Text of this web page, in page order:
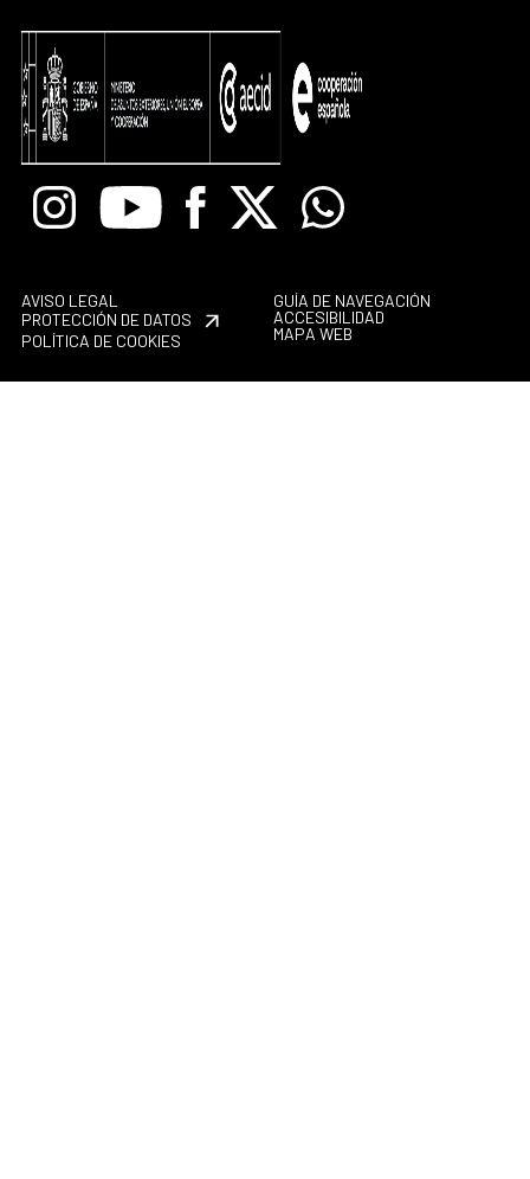
InstagramYoutube Facebook
X Whatsapp
AVISO LEGAL
PROTECCIÓN DE DATOS
POLÍTICA DE COOKIES
GUÍA DE NAVEGACIÓN
ACCESIBILIDAD
MAPA WEB